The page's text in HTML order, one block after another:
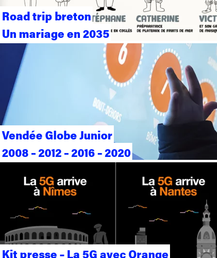
Road trip breton
Un mariage en 2035
Vendée Globe Junior
2008 – 2012 – 2016 – 2020
Kit presse – La 5G avec Orange